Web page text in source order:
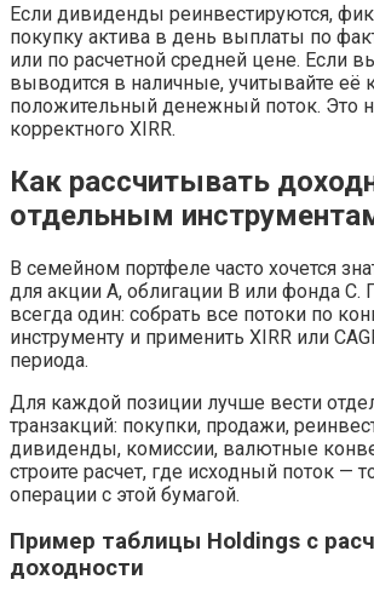
Если дивиденды реинвестируются,
покупку актива в день выплаты по
или по расчетной средней цене. Если
выводится в наличные, учитывайте её
положительный денежный поток. Это
корректного XIRR.
Как рассчитывать
отдельным
В семейном портфеле часто хочется
для акции A, облигации B или фонда C.
всегда один: собрать все потоки по
инструменту и применить XIRR или
периода.
Для каждой позиции лучше вести
транзакций: покупки, продажи,
дивиденды, комиссии, валютные
строите расчет, где исходный поток —
операции с этой бумагой.
Пример таблицы Holdings с
доходности